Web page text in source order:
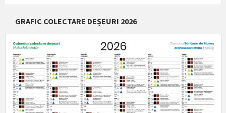
GRAFIC COLECTARE DEȘEURI 2026